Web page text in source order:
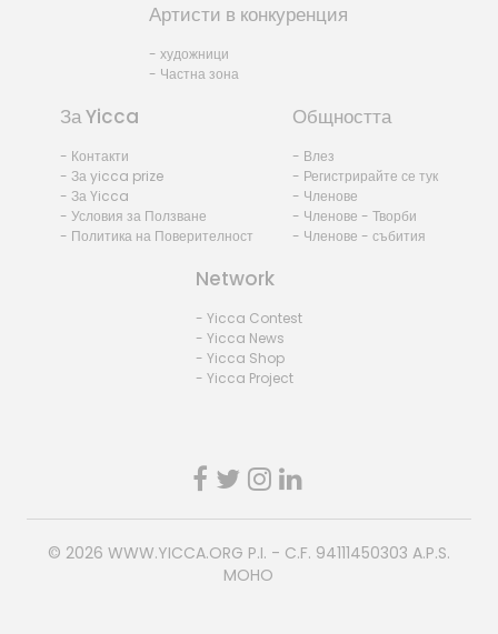
Артисти в конкуренция
- художници
- Частна зона
За Yicca
- Контакти
- За yicca prize
- За Yicca
- Условия за Ползване
- Политика на Поверителност
Общността
- Влез
- Регистрирайте се тук
- Членове
- Членове - Творби
- Членове - събития
Network
- Yicca Contest
- Yicca News
- Yicca Shop
- Yicca Project
© 2026 WWW.YICCA.ORG P.I. - C.F. 94111450303 A.P.S.
MOHO